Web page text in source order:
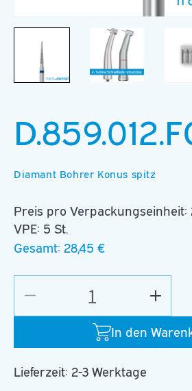
1
Diamant Bohrer Konus spitz
Preis pro Verpackungseinheit:
VPE: 5 St.
Gesamt: 28,45 €
In den
die
für
Erhöhe
die
Menge
für
Lieferzeit: 2-3 Werktage